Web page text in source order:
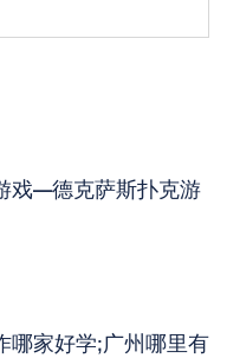
戏—德克萨斯扑克游
哪家好学;广州哪里有